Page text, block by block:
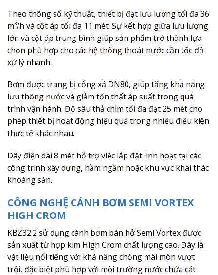
Theo thông số kỹ thuật, thiết bị đạt lưu lượng tối đa 36
m³/h và cột áp tối đa 11 mét. Sự kết hợp giữa lưu lượng
lớn và cột áp trung bình giúp sản phẩm trở thành lựa
chọn phù hợp cho các hệ thống thoát nước cần tốc độ
xử lý nhanh.
Bơm được trang bị cổng xả DN80, giúp tăng khả năng
lưu thông nước và giảm tổn thất áp suất trong quá
trình vận hành. Độ sâu thả chìm tối đa đạt 25 mét cho
phép thiết bị hoạt động hiệu quả trong nhiều điều kiện
thực tế khác nhau.
Dây điện dài 8 mét hỗ trợ việc lắp đặt linh hoạt tại các
công trình xây dựng, hầm ngầm hoặc khu vực khai thác
khoáng sản.
CÔNG NGHỆ CÁNH BƠM SEMI VORTEX
HIGH CROM
KBZ32.2 sử dụng cánh bơm bán hở Semi Vortex được
sản xuất từ hợp kim High Crom chất lượng cao. Đây là
vật liệu nổi tiếng với khả năng chống mài mòn vượt
trội, đặc biệt phù hợp với môi trường nước chứa cát